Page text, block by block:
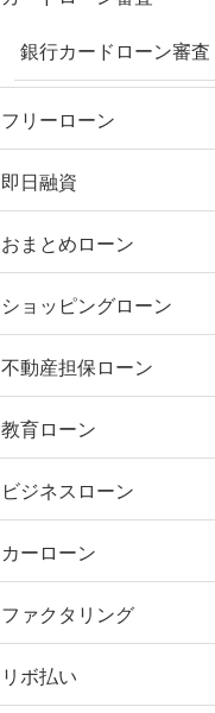
銀行カードローン審査
フリーローン
即日融資
おまとめローン
ショッピングローン
不動産担保ローン
教育ローン
ビジネスローン
カーローン
ファクタリング
リボ払い